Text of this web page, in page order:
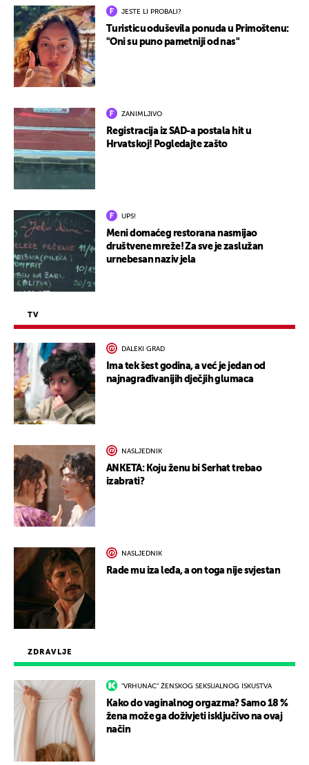
ZDRAVLJE
"VRHUNAC" ŽENSKOG SEKSUALNOG ISKUSTVA
Kako do vaginalnog orgazma? Samo 18 %
žena može ga doživjeti isključivo na ovaj
način
JESTE LI PROBALI?
Turisticu oduševila ponuda u Primoštenu:
"Oni su puno pametniji od nas"
ZANIMLJIVO
Registracija iz SAD-a postala hit u
Hrvatskoj! Pogledajte zašto
UPS!
Meni domaćeg restorana nasmijao
društvene mreže! Za sve je zaslužan
urnebesan naziv jela
TV
DALEKI GRAD
Ima tek šest godina, a već je jedan od
najnagrađivanijih dječjih glumaca
NASLJEDNIK
ANKETA: Koju ženu bi Serhat trebao
izabrati?
NASLJEDNIK
Rade mu iza leđa, a on toga nije svjestan